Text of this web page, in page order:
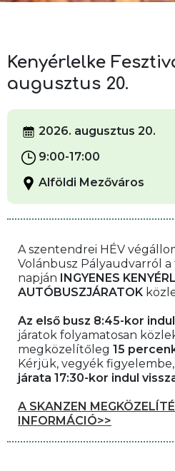
Kenyérlelke
augusztus 20.
2026. augusztus 20.
9:00-17:00
Alföldi Mezőváros
A szentendrei HÉV
Volánbusz Pályaudvarról a
napján INGYENES
AUTÓBUSZJÁRATOK
Az első busz 8:45-kor indul
járatok folyamatosan
megközelítőleg 15
Kérjük, vegyék
járata 17:30-kor indul
A SKANZEN
INFORMÁCIÓ>>